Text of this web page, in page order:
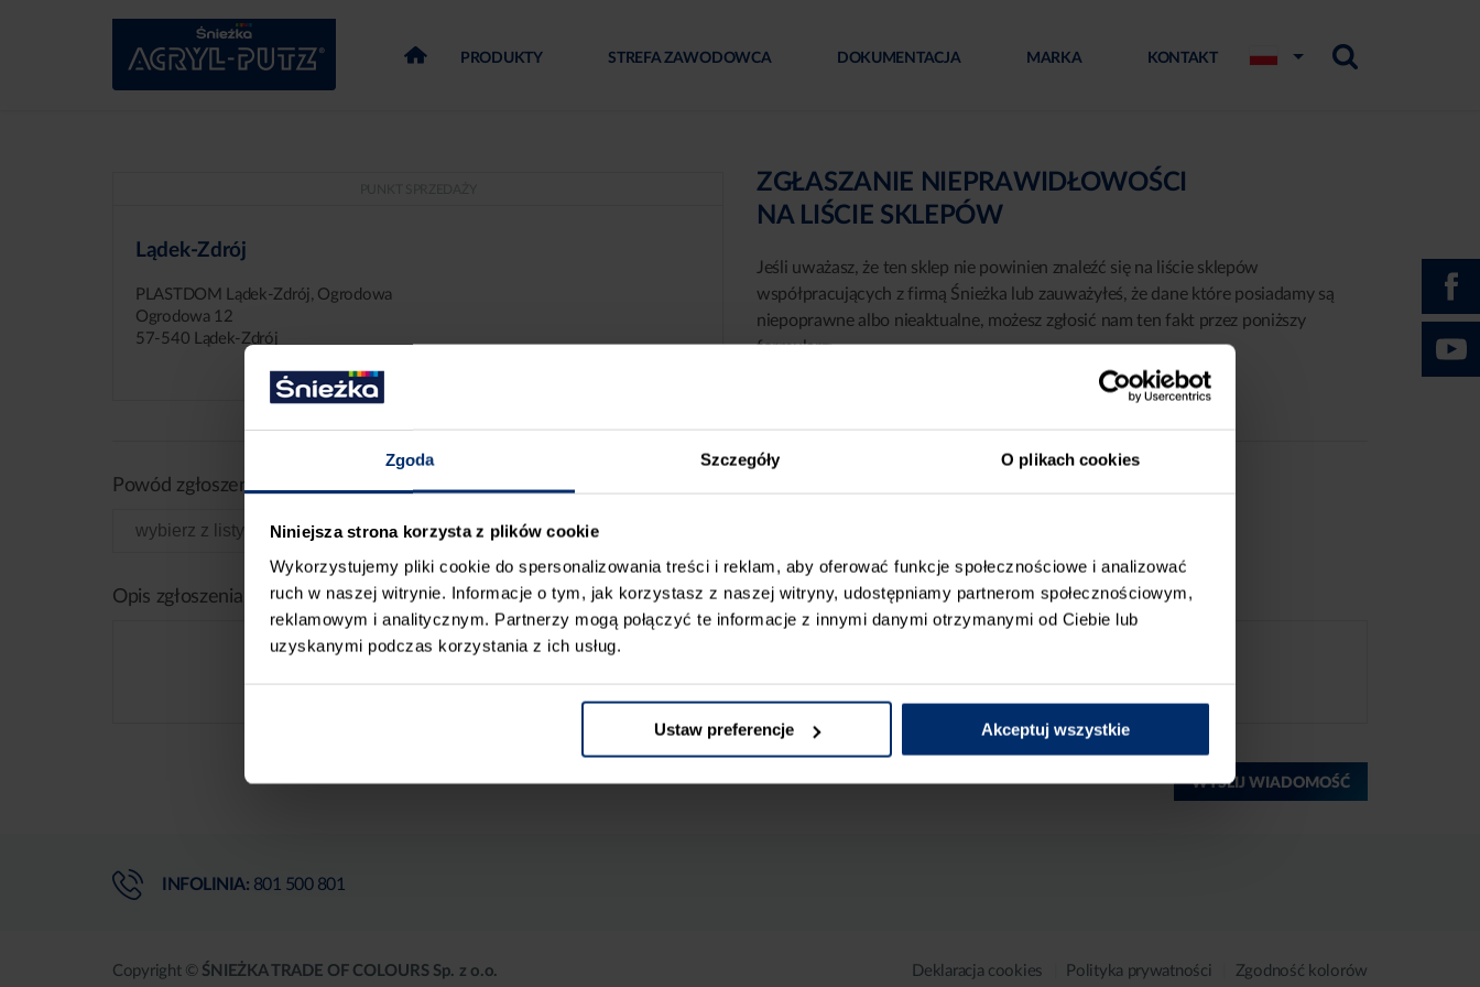
Zgoda Szczegóły O plikach cookies
Niniejsza strona korzysta z plików cookie
Wykorzystujemy pliki cookie do spersonalizowania treści i reklam, aby oferować funkcje społecznościowe i analizować
ruch w naszej witrynie. Informacje o tym, jak korzystasz z naszej witryny, udostępniamy partnerom społecznościowym,
reklamowym i analitycznym. Partnerzy mogą połączyć te informacje z innymi danymi otrzymanymi od Ciebie lub
uzyskanymi podczas korzystania z ich usług.
Ustaw preferencje Akceptuj wszystkie
PRODUKTY STREFA ZAWODOWCA DOKUMENTACJA MARKA KONTAKT
Lądek-Zdrój
PLASTDOM Lądek-Zdrój, Ogrodowa
Ogrodowa 12
57-540 Lądek-Zdrój
ZGŁASZANIE NIEPRAWIDŁOWOŚCI
NA LIŚCIE SKLEPÓW
Jeśli uważasz, że ten sklep nie powinien znaleźć się na liście sklepów
współpracujących z firmą Śnieżka lub zauważyłeś, że dane które posiadamy są
niepoprawne albo nieaktualne, możesz zgłosić nam ten fakt przez poniższy
formularz:
Powód zgłoszenia
Opis zgłoszenia
WYŚLIJ WIADOMOŚĆ
INFOLINIA: 801 500 801
Copyright © ŚNIEŻKA TRADE OF COLOURS Sp. z o.o. Deklaracja cookies Polityka prywatności Zgodność kolorów